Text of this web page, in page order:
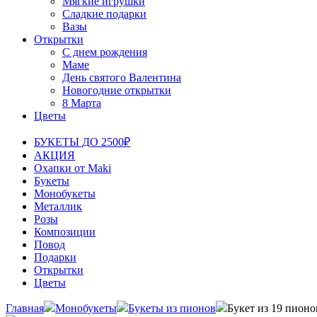
Сладкие подарки
Вазы
Открытки
С днем рождения
Маме
День святого Валентина
Новогодние открытки
8 Марта
Цветы
БУКЕТЫ ДО 2500₽
АКЦИЯ
Охапки от Maki
Букеты
Монобукеты
Металлик
Розы
Композиции
Повод
Подарки
Открытки
Цветы
Главная Монобукеты Букеты из пионов Букет из 19